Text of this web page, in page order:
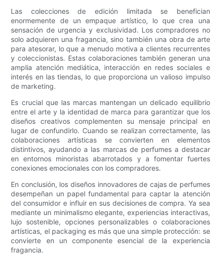
Las colecciones de edición limitada se benefician
enormemente de un empaque artístico, lo que crea una
sensación de urgencia y exclusividad. Los compradores no
solo adquieren una fragancia, sino también una obra de arte
para atesorar, lo que a menudo motiva a clientes recurrentes
y coleccionistas. Estas colaboraciones también generan una
amplia atención mediática, interacción en redes sociales e
interés en las tiendas, lo que proporciona un valioso impulso
de marketing.
Es crucial que las marcas mantengan un delicado equilibrio
entre el arte y la identidad de marca para garantizar que los
diseños creativos complementen su mensaje principal en
lugar de confundirlo. Cuando se realizan correctamente, las
colaboraciones artísticas se convierten en elementos
distintivos, ayudando a las marcas de perfumes a destacar
en entornos minoristas abarrotados y a fomentar fuertes
conexiones emocionales con los compradores.
En conclusión, los diseños innovadores de cajas de perfumes
desempeñan un papel fundamental para captar la atención
del consumidor e influir en sus decisiones de compra. Ya sea
mediante un minimalismo elegante, experiencias interactivas,
lujo sostenible, opciones personalizables o colaboraciones
artísticas, el packaging es más que una simple protección: se
convierte en un componente esencial de la experiencia
fragancia.